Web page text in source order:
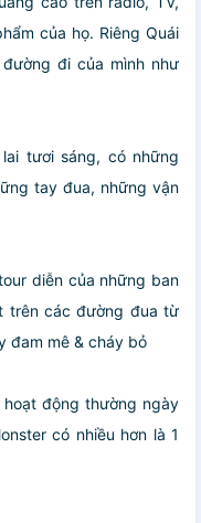
của họ. Riêng Quái
đi của mình như
tươi sáng, có những
tay đua, những vận
diễn của những ban
trên các đường đua từ
đam mê & cháy bỏ
động thường ngày
có nhiều hơn là 1